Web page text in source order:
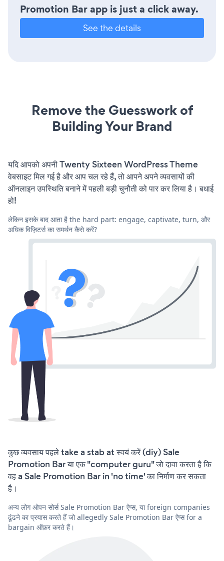
Promotion Bar app is just a click away.
See the details
Remove the Guesswork of
Building Your Brand
यदि आपको अपनी Twenty Sixteen WordPress Theme
वेबसाइट मिल गई है और आप चल रहे हैं, तो आपने अपने व्यवसायों की
ऑनलाइन उपस्थिति बनाने में पहली बड़ी चुनौती को पार कर लिया है। बधाई
हो!
लेकिन इसके बाद आता है the hard part: engage, captivate, turn, और
अधिक विज़िटर्स का समर्थन कैसे करें?
कुछ व्यवसाय पहले take a stab at स्वयं करें (diy) Sale
Promotion Bar या एक "computer guru" जो दावा करता है कि
वह a Sale Promotion Bar in 'no time' का निर्माण कर सकता
है।
अन्य लोग ओपन सोर्स Sale Promotion Bar ऐप्स, या foreign companies
ढूंढने का प्रयास करते हैं जो allegedly Sale Promotion Bar ऐप्स for a
bargain ऑफ़र करते हैं।